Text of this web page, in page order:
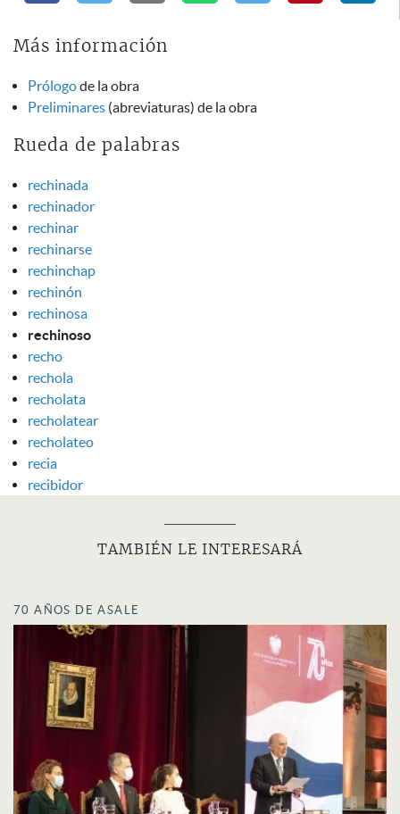
Más información
Prólogode la obra
Preliminares (abreviaturas) de la obra
Rueda de palabras
rechinada
rechinador
rechinar
rechinarse
rechinchap
rechinón
rechinosa
rechinoso
recho
rechola
recholata
recholatear
recholateo
recia
recibidor
TAMBIÉN LE INTERESARÁ
70 AÑOS DE ASALE